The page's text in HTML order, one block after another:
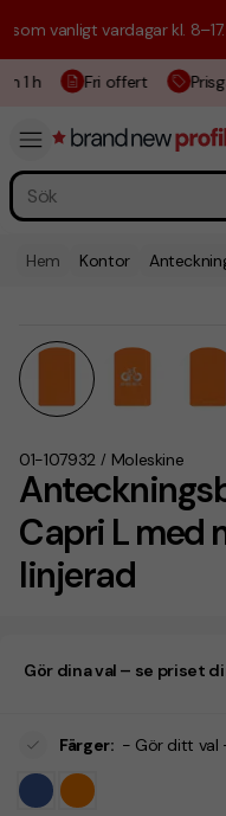
vanligt vardagar kl. 8–17.
1 h Fri offert
Hem Kontor
Capri L med
linjerad
01-107932 / Moleskine
Gör dina val – se priset
Färger: - Gör ditt val